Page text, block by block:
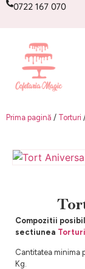
0722 167 070
Prima pagină / Torturi
Compozitii
sectiunea
Cantitatea minima
Kg.